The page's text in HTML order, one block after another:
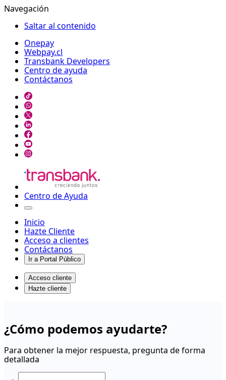
Navegación
Saltar al contenido
Onepay
Webpay.cl
Transbank Developers
Centro de ayuda
Contáctanos
Centro de Ayuda
Inicio
Hazte Cliente
Acceso a clientes
Contáctanos
Ir a Portal Público
Acceso cliente
Hazte cliente
Centro
de
ayuda
¿Cómo podemos ayudarte?
Para obtener la mejor respuesta, pregunta de forma
detallada